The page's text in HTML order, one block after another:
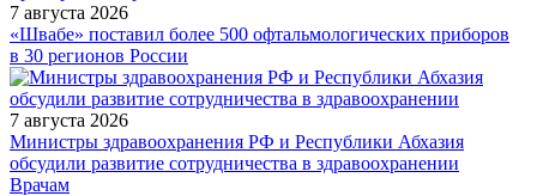
7 августа 2026
«Швабе» поставил более 500 офтальмологических приборов
в 30 регионов России
7 августа 2026
Министры здравоохранения РФ и Республики Абхазия
обсудили развитие сотрудничества в здравоохранении
/legislation/other/Prikaz-Minzdrava-Rossii-ot-14-05-2026-425n/
Врачам